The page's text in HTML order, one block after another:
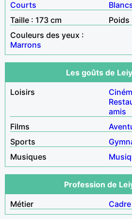
Courts
Taille : 173 cm
Poids
Couleurs des yeux :
Marrons
Les goûts de
Loisirs
amis
Films
Sports
Musiques
Profession de
Métier
Cadre